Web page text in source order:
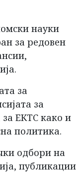
науки
за редовен
за
за
за ЕКТС како и
политика.
одбори на
публикации